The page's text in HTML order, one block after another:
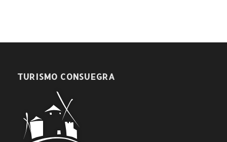
TURISMO CONSUEGRA